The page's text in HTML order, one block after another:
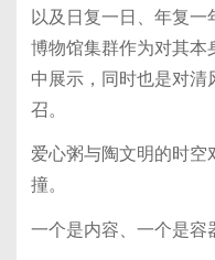
以及日复一日、年复
博物馆集群作为对其
中展示，同时也是对
召。
爱心粥与陶文明的时
撞。
一个是内容、一个是容